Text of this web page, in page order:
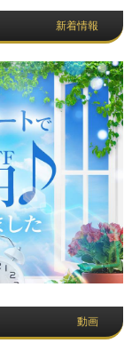
新着情報
動画